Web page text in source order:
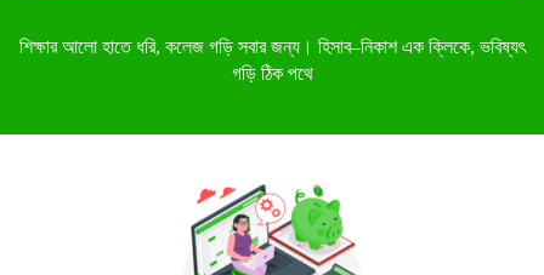
শিক্ষার আলো হাতে ধরি, কলেজ গড়ি সবার জন্য। হিসাব–নিকাশ এক ক্লিকে, ভবিষ্যৎ
গড়ি ঠিক পথে